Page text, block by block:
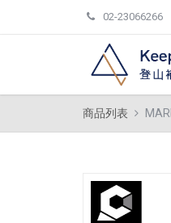
02-23066266
商品列表